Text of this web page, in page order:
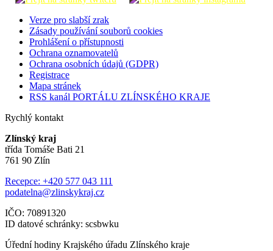
Verze pro slabší zrak
Zásady používání souborů cookies
Prohlášení o přístupnosti
Ochrana oznamovatelů
Ochrana osobních údajů (GDPR)
Registrace
Mapa stránek
RSS kanál PORTÁLU ZLÍNSKÉHO KRAJE
Rychlý kontakt
Zlínský kraj
třída Tomáše Bati 21
761 90 Zlín
Recepce: +420 577 043 111
podatelna@zlinskykraj.cz
IČO: 70891320
ID datové schránky: scsbwku
Úřední hodiny Krajského úřadu Zlínského kraje